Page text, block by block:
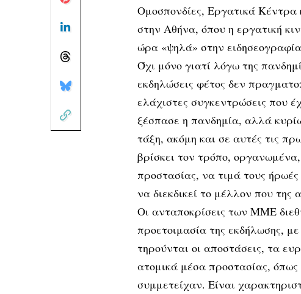
Ομοσπονδίες, Εργατικά Κέντρα
στην Αθήνα, όπου η εργατική
ώρα «ψηλά» στην
Όχι μόνο γιατί λόγω της
εκδηλώσεις φέτος δεν
ελάχιστες συγκεντρώσεις που
ξέσπασε η πανδημία, αλλά
τάξη, ακόμη και σε αυτές τις
βρίσκει τον τρόπο,
προστασίας, να τιμά τους
να διεκδικεί το μέλλον που της
Οι ανταποκρίσεις των ΜΜΕ
προετοιμασία της εκδήλωσης,
τηρούνται οι αποστάσεις, τα
ατομικά μέσα προστασίας,
συμμετείχαν. Είναι